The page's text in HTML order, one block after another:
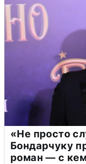
«Не просто
Бондарчуку
роман — с